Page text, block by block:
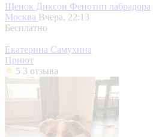
Щенок Диксон Фенотип лабрадора
Москва Вчера, 22:13
Бесплатно
Екатерина Самухина
Приют
5 3 отзыва